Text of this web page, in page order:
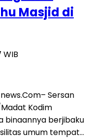
Masjid di
WIB
Sersan
Kodim
binaannya berjibaku
umum tempat…